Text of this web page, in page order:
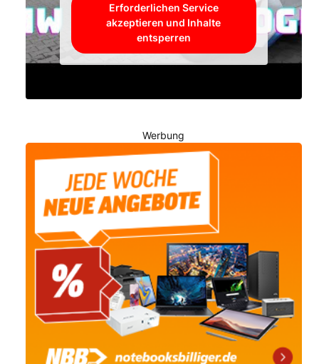
Erforderlichen Service
akzeptieren und Inhalte
entsperren
Werbung